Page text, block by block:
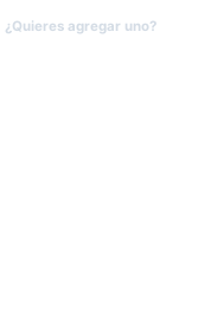
¿Quieres agregar uno?